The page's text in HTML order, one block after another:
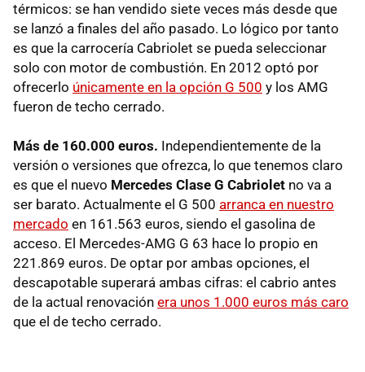
térmicos: se han vendido siete veces más desde que
se lanzó a finales del año pasado. Lo lógico por tanto
es que la carrocería Cabriolet se pueda seleccionar
solo con motor de combustión. En 2012 optó por
ofrecerlo únicamente en la opción G 500 y los AMG
fueron de techo cerrado.
Más de 160.000 euros. Independientemente de la
versión o versiones que ofrezca, lo que tenemos claro
es que el nuevo Mercedes Clase G Cabriolet no va a
ser barato. Actualmente el G 500 arranca en nuestro
mercado en 161.563 euros, siendo el gasolina de
acceso. El Mercedes-AMG G 63 hace lo propio en
221.869 euros. De optar por ambas opciones, el
descapotable superará ambas cifras: el cabrio antes
de la actual renovación era unos 1.000 euros más caro
que el de techo cerrado.